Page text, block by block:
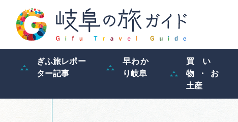
ぎふ旅レポー
ター記事
早わか
り岐阜
買い
物・お
土産